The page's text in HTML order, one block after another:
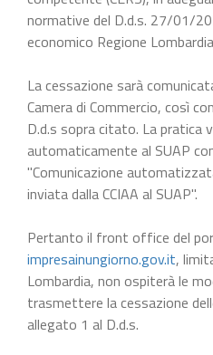
normative del D.d.s. 27/01/
economico Regione
La cessazione sarà
Camera di Commercio, così
D.d.s sopra citato. La pratica
automaticamente al SUAP
"Comunicazione
inviata dalla CCIAA al SUAP".
Pertanto il front office del
impresainungiorno.gov.it,
Lombardia, non ospiterà le
trasmettere la cessazione
allegato 1 al D.d.s.